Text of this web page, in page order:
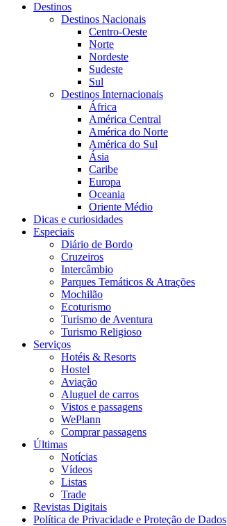
Destinos
Destinos Nacionais
Centro-Oeste
Norte
Nordeste
Sudeste
Sul
Destinos Internacionais
África
América Central
América do Norte
América do Sul
Ásia
Caribe
Europa
Oceania
Oriente Médio
Dicas e curiosidades
Especiais
Diário de Bordo
Cruzeiros
Intercâmbio
Parques Temáticos & Atrações
Mochilão
Ecoturismo
Turismo de Aventura
Turismo Religioso
Serviços
Hotéis & Resorts
Hostel
Aviação
Aluguel de carros
Vistos e passagens
WePlann
Comprar passagens
Últimas
Notícias
Vídeos
Listas
Trade
Revistas Digitais
Política de Privacidade e Proteção de Dados